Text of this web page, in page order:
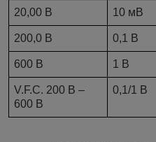
20,00 В 10 мВ
200,0 В 0,1 В
600 В 1 В
V.F.C. 200 В –
600 В
0,1/1 В